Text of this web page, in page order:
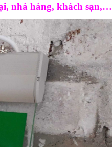
nhà hàng, khách sạn,…